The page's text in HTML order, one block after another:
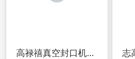
高禄禧真空封口机商用大型抽真空食品包装机干湿两用真空机包装机